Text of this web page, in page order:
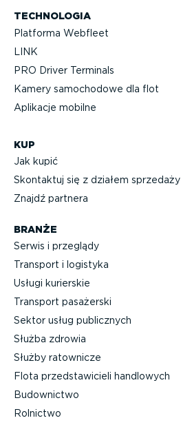
TECHNOLOGIA
Platforma Webfleet
LINK
PRO Driver Terminals
Kamery samochodowe dla flot
Aplikacje mobilne
KUP
Jak kupić
Skontaktuj się z działem sprzedaży
Znajdź partnera
BRANŻE
Serwis i przeglądy
Transport i logistyka
Usługi kurierskie
Transport pasażerski
Sektor usług publicznych
Służba zdrowia
Służby ratownicze
Flota przed­sta­wi­cieli handlowych
Budownictwo
Rolnictwo